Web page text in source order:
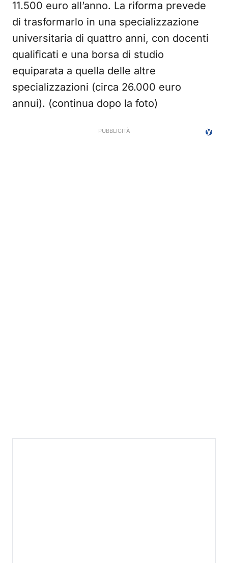
11.500 euro all’anno. La riforma prevede
di trasformarlo in una specializzazione
universitaria di quattro anni, con docenti
qualificati e una borsa di studio
equiparata a quella delle altre
specializzazioni (circa 26.000 euro
annui). (continua dopo la foto)